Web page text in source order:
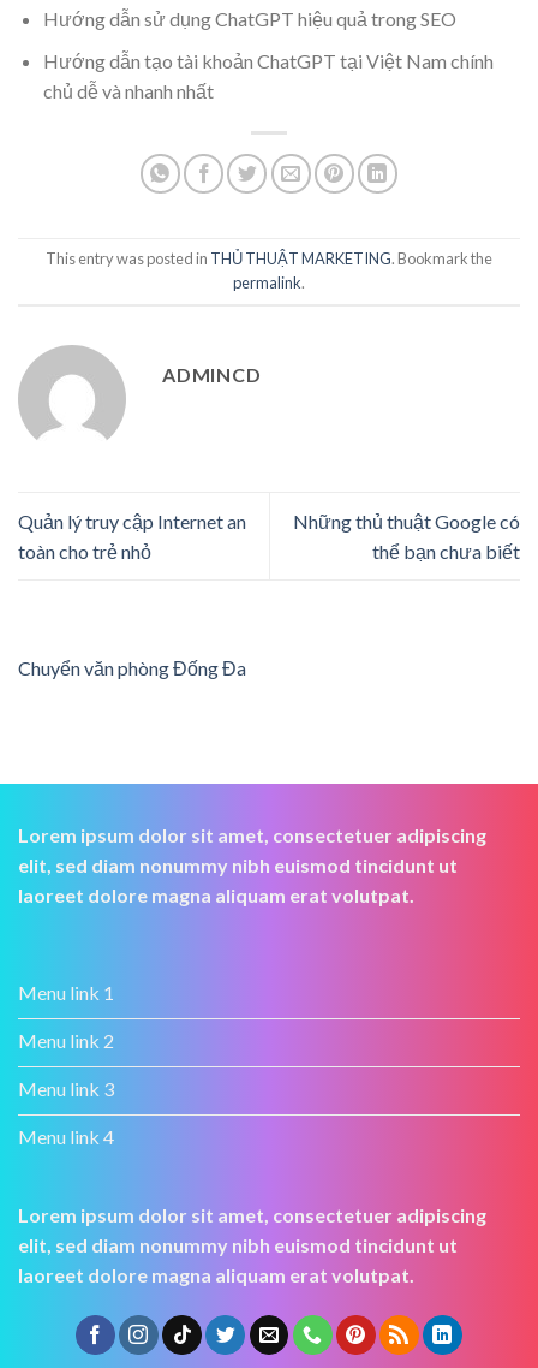
Hướng dẫn sử dụng ChatGPT hiệu quả trong SEO
Hướng dẫn tạo tài khoản ChatGPT tại Việt Nam chính
chủ dễ và nhanh nhất
This entry was posted in THỦ THUẬT MARKETING. Bookmark the
permalink.
ADMINCD
Quản lý truy cập Internet an
toàn cho trẻ nhỏ
Những thủ thuật Google có
thể bạn chưa biết
Chuyển văn phòng Đống Đa
Lorem ipsum dolor sit amet, consectetuer adipiscing
elit, sed diam nonummy nibh euismod tincidunt ut
laoreet dolore magna aliquam erat volutpat.
Menu link 1
Menu link 2
Menu link 3
Menu link 4
Lorem ipsum dolor sit amet, consectetuer adipiscing
elit, sed diam nonummy nibh euismod tincidunt ut
laoreet dolore magna aliquam erat volutpat.